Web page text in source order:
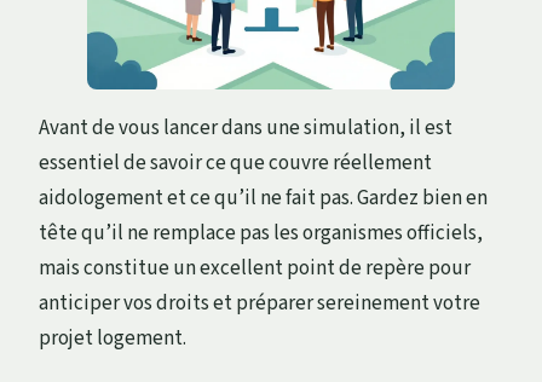
Avant de vous lancer dans une simulation, il est
essentiel de savoir ce que couvre réellement
aidologement et ce qu’il ne fait pas. Gardez bien en
tête qu’il ne remplace pas les organismes officiels,
mais constitue un excellent point de repère pour
anticiper vos droits et préparer sereinement votre
projet logement.